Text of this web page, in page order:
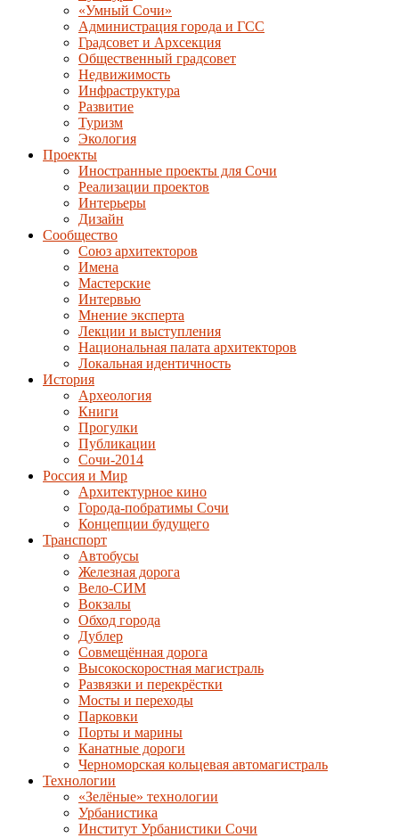
«Умный Сочи»
Администрация города и ГСС
Градсовет и Архсекция
Общественный градсовет
Недвижимость
Инфраструктура
Развитие
Туризм
Экология
Проекты
Иностранные проекты для Сочи
Реализации проектов
Интерьеры
Дизайн
Сообщество
Союз архитекторов
Имена
Мастерские
Интервью
Мнение эксперта
Лекции и выступления
Национальная палата архитекторов
Локальная идентичность
История
Археология
Книги
Прогулки
Публикации
Сочи-2014
Россия и Мир
Архитектурное кино
Города-побратимы Сочи
Концепции будущего
Транспорт
Автобусы
Железная дорога
Вело-СИМ
Вокзалы
Обход города
Дублер
Совмещённая дорога
Высокоскоростная магистраль
Развязки и перекрёстки
Мосты и переходы
Парковки
Порты и марины
Канатные дороги
Черноморская кольцевая автомагистраль
Технологии
«Зелёные» технологии
Урбанистика
Институт Урбанистики Сочи